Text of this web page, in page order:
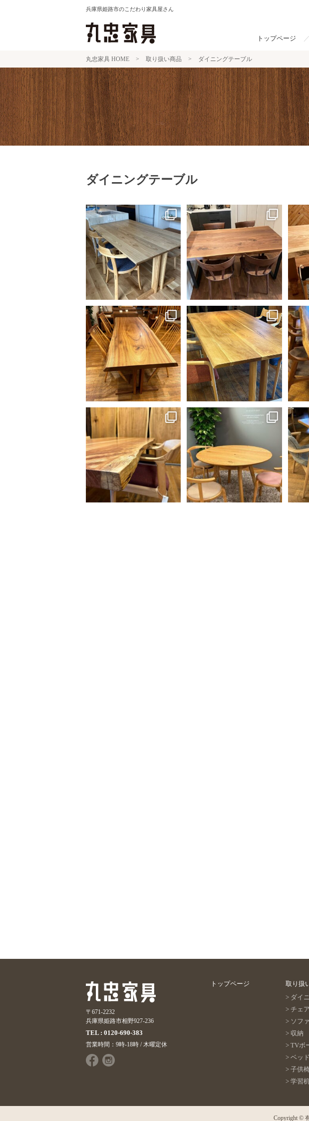
兵庫県姫路市のこだわり家具屋さん
トップページ
丸忠家具 HOME > 取り扱い商品 > ダイニングテーブル
ダイニングテーブル
姫路市内へダイニングテーブルと
椅子、ベンチをお届けして来まし
た。
...
40 1
姫路市内へウォールナット材のダ
イニングテーブルをお届けして来
ました。...
36 0
若い
ブル
3月末に近くの材木屋さんに行った
時に見つけた一枚をテーブルにし
ました。...
39 0
オーク材のテーブルが出来上が
り、お店に展示しました。
椅子は宮崎椅子のPePeチェア。...
32 0
近く
ール
削り
決算セールの真っ只中。
おかげさまで沢山の御来店ありが
とうございます。
38 0
天板も可愛い、脚はもっと可愛い
ヒラシマさんのAGILEダイニング
丸テーブル。
35 0
最近
だけ
〒671-2232
兵庫県姫路市相野927-236
TEL : 0120-690-383
営業時間：9時-18時 / 木曜定休
トップページ
取り扱
ダイ
チェア
ソファ
収納
TVボ
ベッド
子供
学習
Copyright ©